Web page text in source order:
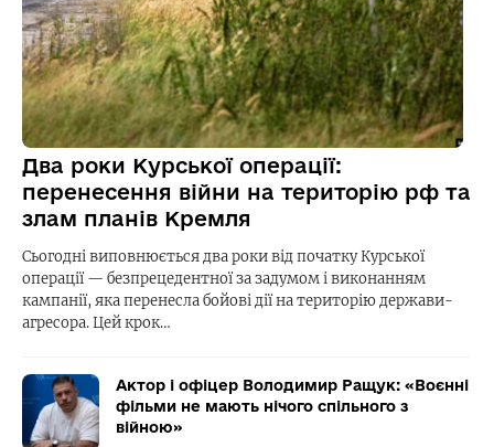
Два роки Курської операції:
перенесення війни на територію рф та
злам планів Кремля
Сьогодні виповнюється два роки від початку Курської
операції — безпрецедентної за задумом і виконанням
кампанії, яка перенесла бойові дії на територію держави-
агресора. Цей крок…
Актор і офіцер Володимир Ращук: «Воєнні
фільми не мають нічого спільного з
війною»